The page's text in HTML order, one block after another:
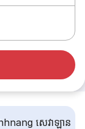
សេវាឡាន